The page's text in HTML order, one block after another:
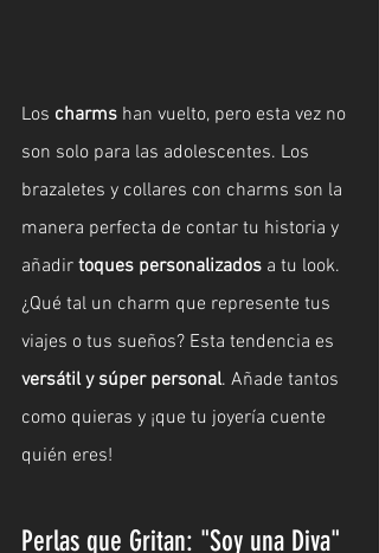
Los charms han vuelto, pero esta vez no
son solo para las adolescentes. Los
brazaletes y collares con charms son la
manera perfecta de contar tu historia y
añadir toques personalizados a tu look.
¿Qué tal un charm que represente tus
viajes o tus sueños? Esta tendencia es
versátil y súper personal. Añade tantos
como quieras y ¡que tu joyería cuente
quién eres!
Perlas que Gritan: "Soy una Diva"